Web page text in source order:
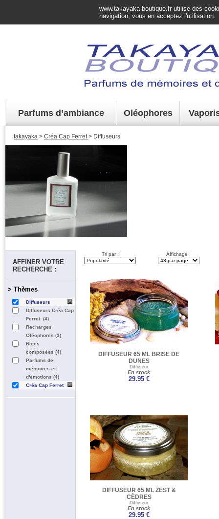
www.takayaka-boutique.fr utilise des
navigation, vous en acceptez l'utilisation.
Parfums d’ambiance Oléophores
takayaka > Créa Cap Ferret> Diffuseurs
AFFINER VOTRE
RECHERCHE :
> Thèmes
Diffuseurs
Diffuseurs Créa Cap
Ferret (4)
Recharges
Oléophores (3)
Notes
composées (4)
Parfums de
mémoires et
d'émotions (4)
Créa Cap Ferret
Tri par : Affichage :
DIFFUSEUR 65 ML BRISE DE
DUNES
Diffuseur
En stock
29.95 €
DIFFUSEUR 65 ML ZEST &
CÈDRES
Diffuseur
En stock
29.95 €